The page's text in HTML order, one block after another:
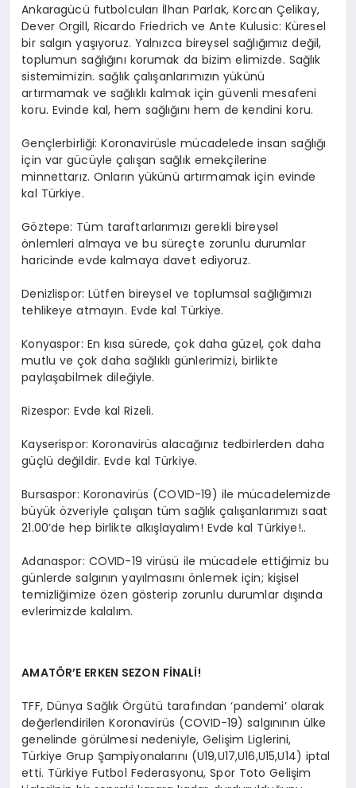
Ankaragücü futbolcuları İlhan Parlak, Korcan Çelikay,
Dever Orgill, Ricardo Friedrich ve Ante Kulusic: Küresel
bir salgın yaşıyoruz. Yalnızca bireysel sağlığımız değil,
toplumun sağlığını korumak da bizim elimizde. Sağlık
sistemimizin. sağlık çalışanlarımızın yükünü
artırmamak ve sağlıklı kalmak için güvenli mesafeni
koru. Evinde kal, hem sağlığını hem de kendini koru.
Gençlerbirliği: Koronavirüsle mücadelede insan sağlığı
için var gücüyle çalışan sağlık emekçilerine
minnettarız. Onların yükünü artırmamak için evinde
kal Türkiye.
Göztepe: Tüm taraftarlarımızı gerekli bireysel
önlemleri almaya ve bu süreçte zorunlu durumlar
haricinde evde kalmaya davet ediyoruz.
Denizlispor: Lütfen bireysel ve toplumsal sağlığımızı
tehlikeye atmayın. Evde kal Türkiye.
Konyaspor: En kısa sürede, çok daha güzel, çok daha
mutlu ve çok daha sağlıklı günlerimizi, birlikte
paylaşabilmek dileğiyle.
Rizespor: Evde kal Rizeli.
Kayserispor: Koronavirüs alacağınız tedbirlerden daha
güçlü değildir. Evde kal Türkiye.
Bursaspor: Koronavirüs (COVID-19) ile mücadelemizde
büyük özveriyle çalışan tüm sağlık çalışanlarımızı saat
21.00’de hep birlikte alkışlayalım! Evde kal Türkiye!..
Adanaspor: COVID-19 virüsü ile mücadele ettiğimiz bu
günlerde salgının yayılmasını önlemek için; kişisel
temizliğimize özen gösterip zorunlu durumlar dışında
evlerimizde kalalım.
AMATÖR’E ERKEN SEZON FİNALİ!
TFF, Dünya Sağlık Örgütü tarafından ‘pandemi’ olarak
değerlendirilen Koronavirüs (COVID-19) salgınının ülke
genelinde görülmesi nedeniyle, Gelişim Liglerini,
Türkiye Grup Şampiyonalarını (U19,U17,U16,U15,U14) iptal
etti. Türkiye Futbol Federasyonu, Spor Toto Gelişim